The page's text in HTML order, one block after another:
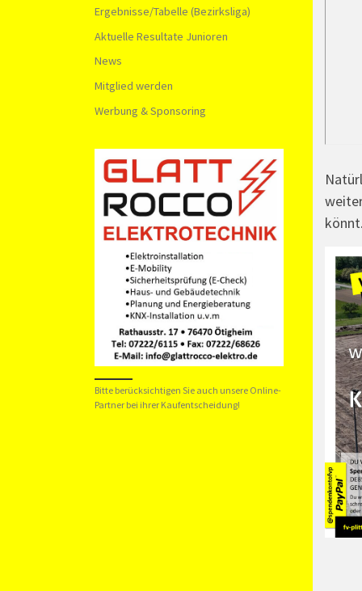
Ergebnisse/Tabelle (Bezirksliga)
Aktuelle Resultate Junioren
News
Mitglied werden
Werbung & Sponsoring
Bitte berücksichtigen Sie auch unsere Online-
Partner bei ihrer Kaufentscheidung!